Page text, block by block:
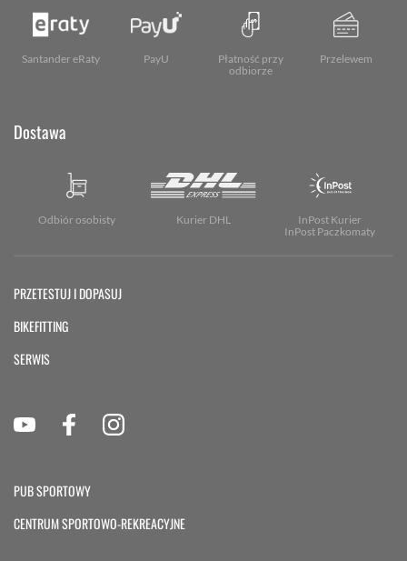
Santander eRaty PayU
Płatność przy
odbiorze
Przelewem
Dostawa
Odbiór osobisty Kurier DHL
InPost Kurier
InPost Paczkomaty
PRZETESTUJ I DOPASUJ
BIKEFITTING
SERWIS
PUB SPORTOWY
CENTRUM SPORTOWO-REKREACYJNE